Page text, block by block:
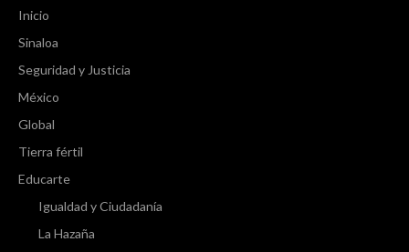
Inicio
Sinaloa
Seguridad y Justicia
México
Global
Tierra fértil
Educarte
Igualdad y Ciudadanía
La Hazaña